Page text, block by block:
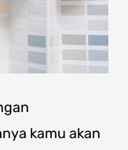
kamu akan